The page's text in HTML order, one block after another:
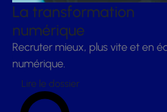
La transformation
numérique
Recruter mieux, plus vite et en
numérique.
Lire le dossier